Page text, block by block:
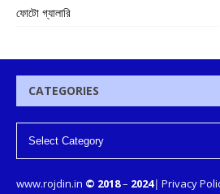
ফোটো গ্যালারি
CATEGORIES
www.rojdin.in © 2018– 2024| Privacy